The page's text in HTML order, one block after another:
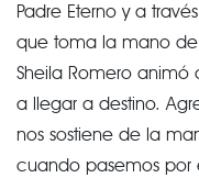
Padre Eterno y a
que toma la mano de
Sheila Romero animó
a llegar a destino.
nos sostiene de la
cuando pasemos por